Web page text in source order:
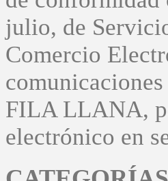
julio, de
Comercio
FILA LLANA,
electrónico en